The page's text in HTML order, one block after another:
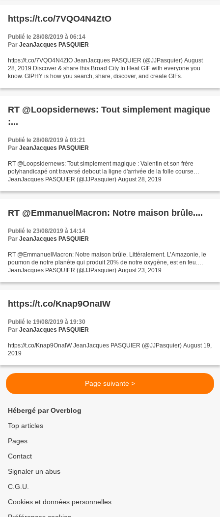
https://t.co/7VQO4N4ZtO
Publié le 28/08/2019 à 06:14
Par JeanJacques PASQUIER
https://t.co/7VQO4N4ZtO JeanJacques PASQUIER (@JJPasquier) August
28, 2019 Discover & share this Broad City In Heat GIF with everyone you
know. GIPHY is how you search, share, discover, and create GIFs.
RT @Loopsidernews: Tout simplement magique
:...
Publié le 28/08/2019 à 03:21
Par JeanJacques PASQUIER
RT @Loopsidernews: Tout simplement magique : Valentin et son frère
polyhandicapé ont traversé debout la ligne d'arrivée de la folle course…
JeanJacques PASQUIER (@JJPasquier) August 28, 2019
RT @EmmanuelMacron: Notre maison brûle....
Publié le 23/08/2019 à 14:14
Par JeanJacques PASQUIER
RT @EmmanuelMacron: Notre maison brûle. Littéralement. L’Amazonie, le
poumon de notre planète qui produit 20% de notre oxygène, est en feu.…
JeanJacques PASQUIER (@JJPasquier) August 23, 2019
https://t.co/Knap9OnaIW
Publié le 19/08/2019 à 19:30
Par JeanJacques PASQUIER
https://t.co/Knap9OnaIW JeanJacques PASQUIER (@JJPasquier) August 19,
2019
Page suivante >
Hébergé par Overblog
Top articles
Pages
Contact
Signaler un abus
C.G.U.
Cookies et données personnelles